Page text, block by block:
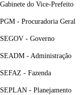
Gabinete do Vice-Prefeito
PGM - Procuradoria Geral
SEGOV - Governo
SEADM - Administração
SEFAZ - Fazenda
SEPLAN - Planejamento